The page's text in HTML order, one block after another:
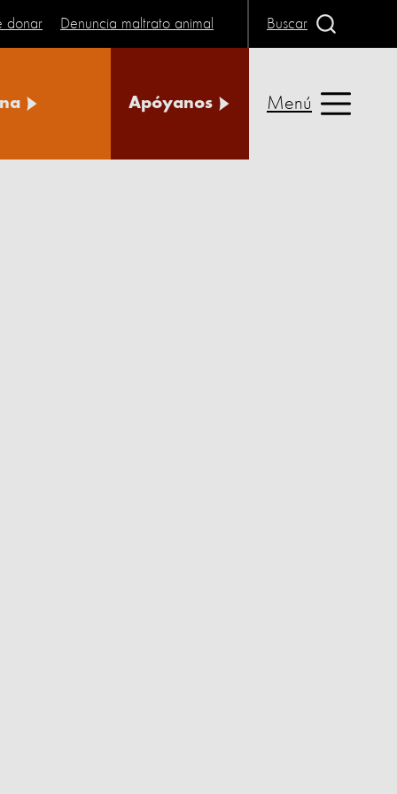
donar Denuncia maltrato animal Buscar
Apóyanos Menú